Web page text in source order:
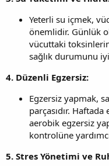
Yeterli su içmek,
önemlidir. Günlük
vücuttaki toksinlerin
sağlık durumunu
4. Düzenli Egzersiz:
Egzersiz yapmak,
parçasıdır.
aerobik egzersiz
kontrolüne
5. Stres Yönetimi ve